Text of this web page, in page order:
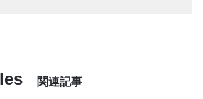
関連記事